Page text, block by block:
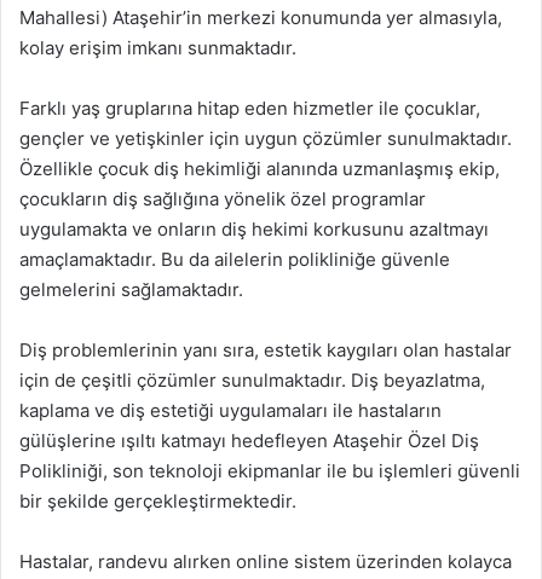
Mahallesi) Ataşehir’in merkezi konumunda yer almasıyla,
kolay erişim imkanı sunmaktadır.
Farklı yaş gruplarına hitap eden hizmetler ile çocuklar,
gençler ve yetişkinler için uygun çözümler sunulmaktadır.
Özellikle çocuk diş hekimliği alanında uzmanlaşmış ekip,
çocukların diş sağlığına yönelik özel programlar
uygulamakta ve onların diş hekimi korkusunu azaltmayı
amaçlamaktadır. Bu da ailelerin polikliniğe güvenle
gelmelerini sağlamaktadır.
Diş problemlerinin yanı sıra, estetik kaygıları olan hastalar
için de çeşitli çözümler sunulmaktadır. Diş beyazlatma,
kaplama ve diş estetiği uygulamaları ile hastaların
gülüşlerine ışıltı katmayı hedefleyen Ataşehir Özel Diş
Polikliniği, son teknoloji ekipmanlar ile bu işlemleri güvenli
bir şekilde gerçekleştirmektedir.
Hastalar, randevu alırken online sistem üzerinden kolayca